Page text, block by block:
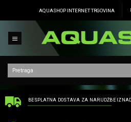
AQUASHOP INTERNET TRGOVINA
BESPLATNA DOSTAVA ZA NARUDŽBE